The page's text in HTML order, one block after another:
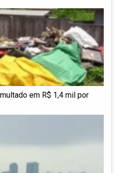
em R$ 1,4 mil por